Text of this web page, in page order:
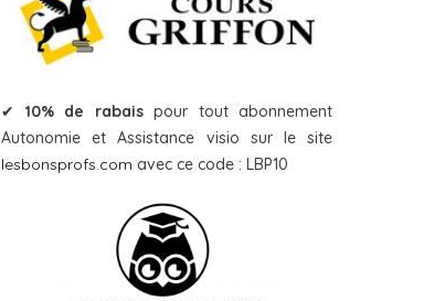
✔ 10% de rabaispour tout abonnement
Autonomie et Assistance visio sur le site
lesbonsprofs.com avec ce code : LBP10